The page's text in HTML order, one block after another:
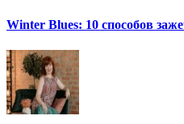
Winter Blues: 10 способов